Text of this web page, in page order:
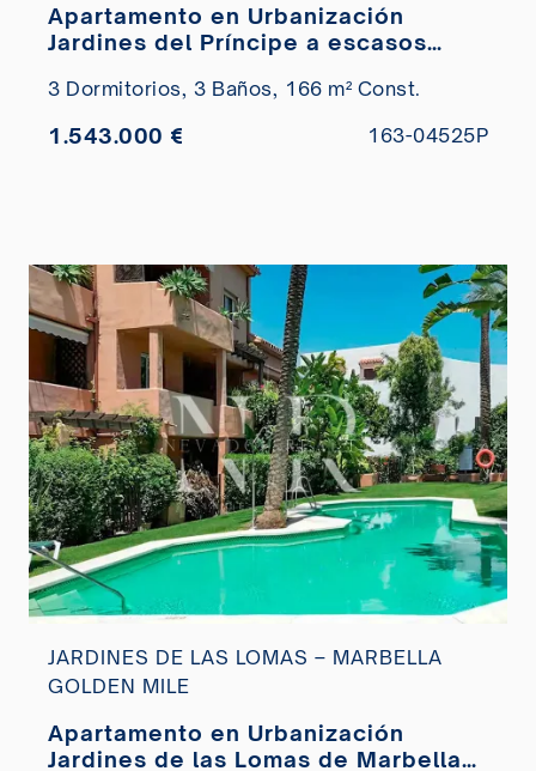
Apartamento en Urbanización
Jardines del Príncipe a escasos
3 Dormitorios, 3 Baños, 166 m² Const.
1.543.000 € 163-04525P
JARDINES DE LAS LOMAS – MARBELLA
GOLDEN MILE
Apartamento en Urbanización
Jardines de las Lomas de Marbella